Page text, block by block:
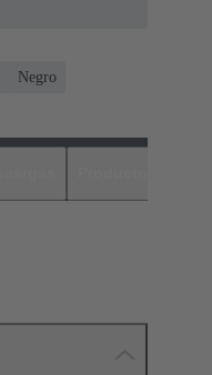
Negro